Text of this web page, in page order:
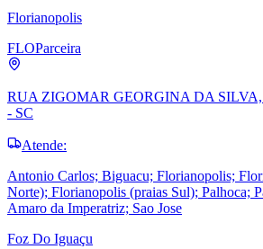
Florianopolis
FLOParceira
RUA ZIGOMAR GEORGINA DA SILVA,
- SC
Atende:
Antonio Carlos; Biguacu; Florianopolis;
Norte); Florianopolis (praias Sul); Palhoca;
Amaro da Imperatriz; Sao Jose
Foz Do Iguaçu